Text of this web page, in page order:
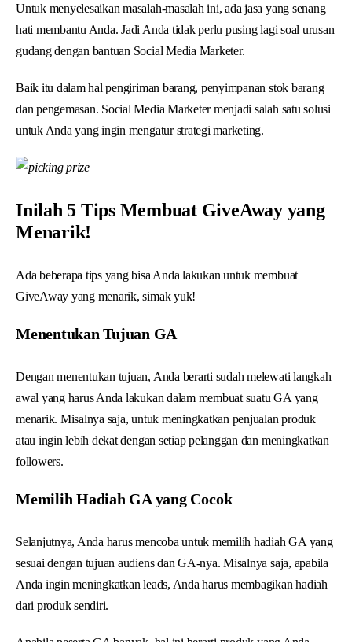
Untuk menyelesaikan masalah-masalah ini, ada jasa yang senang
hati membantu Anda. Jadi Anda tidak perlu pusing lagi soal urusan
gudang dengan bantuan Social Media Marketer.
Baik itu dalam hal pengiriman barang, penyimpanan stok barang
dan pengemasan. Social Media Marketer menjadi salah satu solusi
untuk Anda yang ingin mengatur strategi marketing.
Inilah 5 Tips Membuat GiveAway yang
Menarik!
Ada beberapa tips yang bisa Anda lakukan untuk membuat
GiveAway yang menarik, simak yuk!
Menentukan Tujuan GA
Dengan menentukan tujuan, Anda berarti sudah melewati langkah
awal yang harus Anda lakukan dalam membuat suatu GA yang
menarik. Misalnya saja, untuk meningkatkan penjualan produk
atau ingin lebih dekat dengan setiap pelanggan dan meningkatkan
followers.
Memilih Hadiah GA yang Cocok
Selanjutnya, Anda harus mencoba untuk memilih hadiah GA yang
sesuai dengan tujuan audiens dan GA-nya. Misalnya saja, apabila
Anda ingin meningkatkan leads, Anda harus membagikan hadiah
dari produk sendiri.